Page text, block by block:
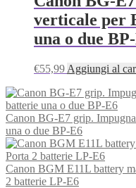
verticale per
una o due
€55,99 Aggiungi al
Canon BG-E7 grip.
una o due BP-E6
Canon BGM E11L battery
2 batterie LP-E6